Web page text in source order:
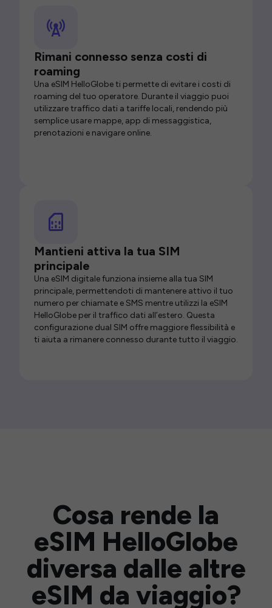
Rimani connesso senza costi di
roaming
Una eSIM HelloGlobe ti permette di evitare i costi di
roaming del tuo operatore. Durante il viaggio puoi
utilizzare traffico dati a tariffe locali, rendendo più
semplice usare mappe, app di messaggistica,
prenotazioni e navigare online.
Mantieni attiva la tua SIM
principale
Una eSIM digitale funziona insieme alla tua SIM
principale, permettendoti di mantenere attivo il tuo
numero per chiamate e SMS mentre utilizzi la eSIM
HelloGlobe per il traffico dati all’estero. Questa
configurazione dual SIM offre maggiore flessibilità e
ti aiuta a rimanere connesso durante tutto il viaggio.
Cosa rende la
eSIM HelloGlobe
diversa dalle altre
eSIM da viaggio?